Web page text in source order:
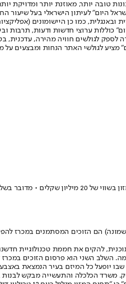
טובה יותר, מאוזנת יותר ומדויקת
המודפסת הראשונה פורסמה ב-30 ביולי 2007, וב-2010
כוללות ערוצי חדשות ודעות, תרבות
לספק לגולשים חוויה מהירה,
לגולשי האתר הנחות ומבצעים
בימים הקרובים
להקים את חממת טכנולוגיית
השלב השני הוא פרסום הזוכים
יופעל כל המיזם בעיר הנמצאת באצבע
הכלכלה והתעשייה מבקש לבנות